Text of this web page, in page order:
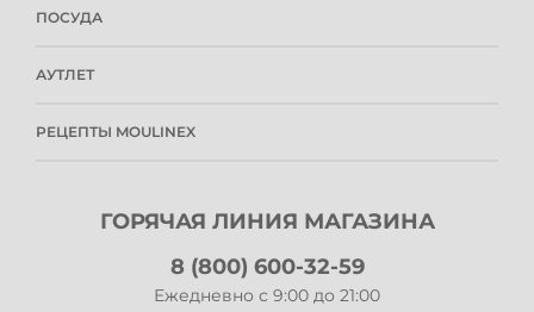
УСЛОВИЯ ДОСТАВКИ
ПУБЛИЧНАЯ ОФЕРТА
МИКСЕРЫ
МУЛЬТИВАРКИ
ЧАЙНИКИ
ПОСУДА
АУТЛЕТ
РЕЦЕПТЫ MOULINEX
ГОРЯЧАЯ ЛИНИЯ МАГАЗИНА
8 (800) 600-32-59
Ежедневно с 9:00 до 21:00